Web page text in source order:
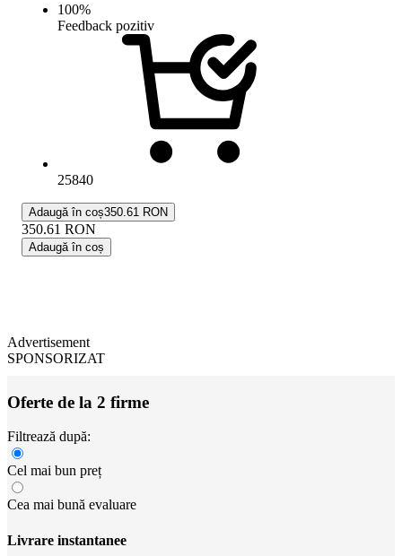
100%
Feedback pozitiv
25840
Adaugă în coș350.61 RON
350.61 RON
Adaugă în coș
Advertisement
SPONSORIZAT
Oferte de la 2 firme
Filtrează după:
Cel mai bun preț
Cea mai bună evaluare
Livrare instantanee